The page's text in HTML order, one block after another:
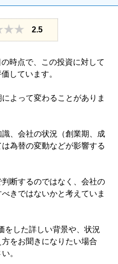
2.5
時点で、この投資に対して
しています。
よって変わることがありま
、会社の状況（創業期、成
為替の変動などが影響する
断するのではなく、会社の
きではないかと考えていま
をした詳しい背景や、状況
をお聞きになりたい場合
。